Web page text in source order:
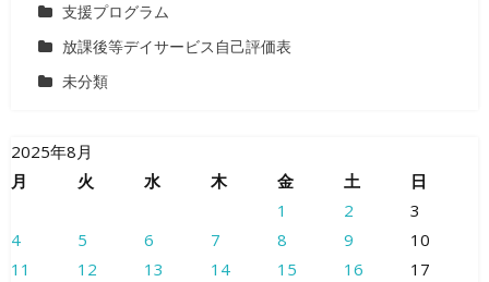
支援プログラム
放課後等デイサービス自己評価表
未分類
2025年8月
月
火 水 木 金 土
日
1
2
3
4
5 6 7 8 9
10
11
12 13 14 15 16 17